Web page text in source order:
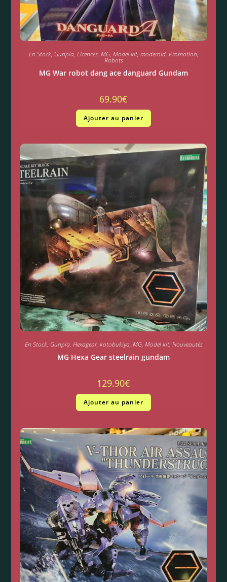
En Stock, Gunpla, Licences, MG, Model kit, moderoid, Promotion,
Robots
MG War robot dang ace danguard Gundam
69.90€
Ajouter au panier
En Stock, Gunpla, Hexagear, kotobukiya, MG, Model kit, Nouveautés
MG Hexa Gear steelrain gundam
129.90€
Ajouter au panier